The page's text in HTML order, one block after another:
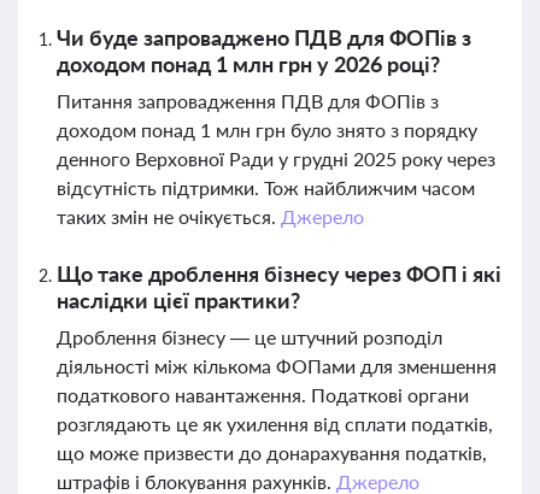
Чи буде запроваджено ПДВ для ФОПів з
доходом понад 1 млн грн у 2026 році?
Питання запровадження ПДВ для ФОПів з
доходом понад 1 млн грн було знято з порядку
денного Верховної Ради у грудні 2025 року через
відсутність підтримки. Тож найближчим часом
таких змін не очікується. Джерело
Що таке дроблення бізнесу через ФОП і які
наслідки цієї практики?
Дроблення бізнесу — це штучний розподіл
діяльності між кількома ФОПами для зменшення
податкового навантаження. Податкові органи
розглядають це як ухилення від сплати податків,
що може призвести до донарахування податків,
штрафів і блокування рахунків. Джерело